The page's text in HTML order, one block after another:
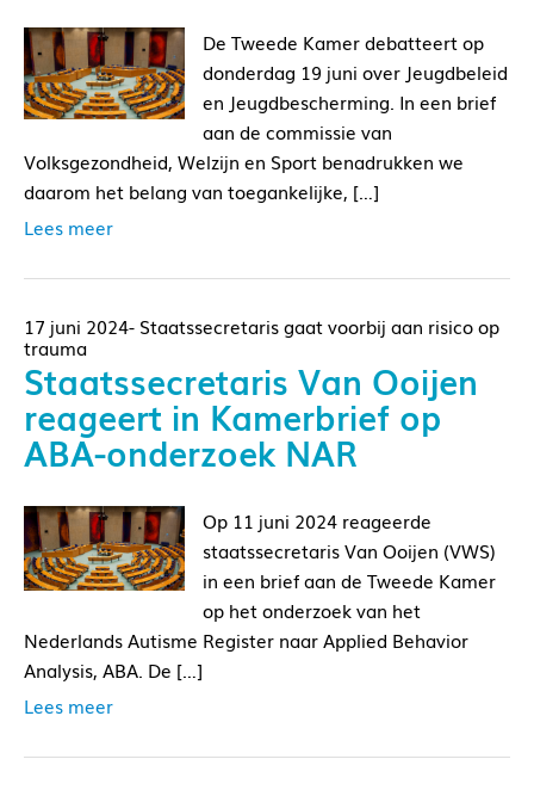
De Tweede Kamer debatteert op
donderdag 19 juni over Jeugdbeleid
en Jeugdbescherming. In een brief
aan de commissie van
Volksgezondheid, Welzijn en Sport benadrukken we
daarom het belang van toegankelijke, […]
Lees meer
17 juni 2024- Staatssecretaris gaat voorbij aan risico op
trauma
Staatssecretaris Van Ooijen
reageert in Kamerbrief op
ABA-onderzoek NAR
Op 11 juni 2024 reageerde
staatssecretaris Van Ooijen (VWS)
in een brief aan de Tweede Kamer
op het onderzoek van het
Nederlands Autisme Register naar Applied Behavior
Analysis, ABA. De […]
Lees meer